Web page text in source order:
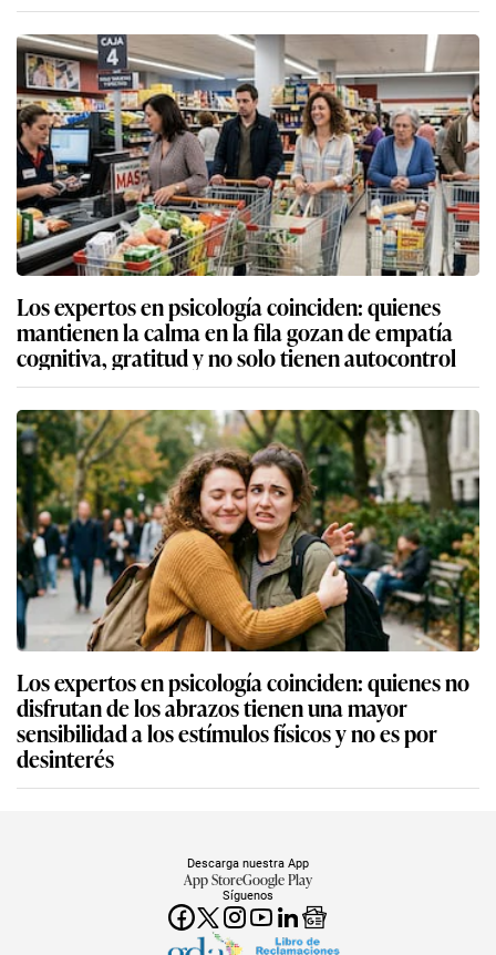
Los expertos en psicología coinciden: quienes
mantienen la calma en la fila gozan de empatía
cognitiva, gratitud y no solo tienen autocontrol
Los expertos en psicología coinciden: quienes no
disfrutan de los abrazos tienen una mayor
sensibilidad a los estímulos físicos y no es por
desinterés
Síguenos
Descarga nuestra App
App StoreGoogle Play